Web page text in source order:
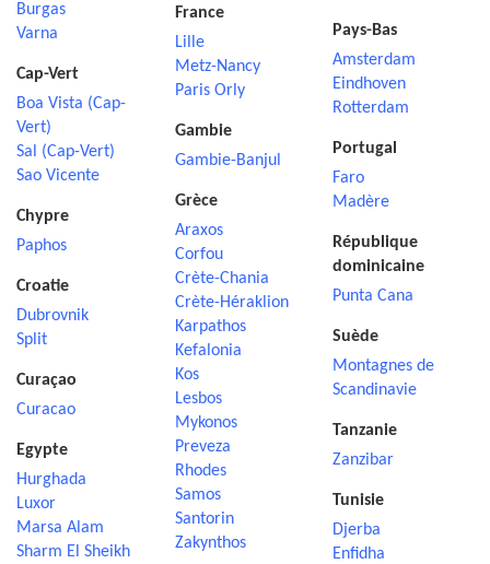
Burgas
Varna
Cap-Vert
Boa Vista (Cap-
Vert)
Sal (Cap-Vert)
Sao Vicente
Chypre
Paphos
Croatie
Dubrovnik
Split
Curaçao
Curacao
Egypte
Hurghada
Luxor
Marsa Alam
Sharm El Sheikh
France
Lille
Metz-Nancy
Paris Orly
Gambie
Gambie-Banjul
Grèce
Araxos
Corfou
Crète-Chania
Crète-Héraklion
Karpathos
Kefalonia
Kos
Lesbos
Mykonos
Preveza
Rhodes
Samos
Santorin
Zakynthos
Pays-Bas
Amsterdam
Eindhoven
Rotterdam
Portugal
Faro
Madère
République
dominicaine
Punta Cana
Suède
Montagnes de
Scandinavie
Tanzanie
Zanzibar
Tunisie
Djerba
Enfidha